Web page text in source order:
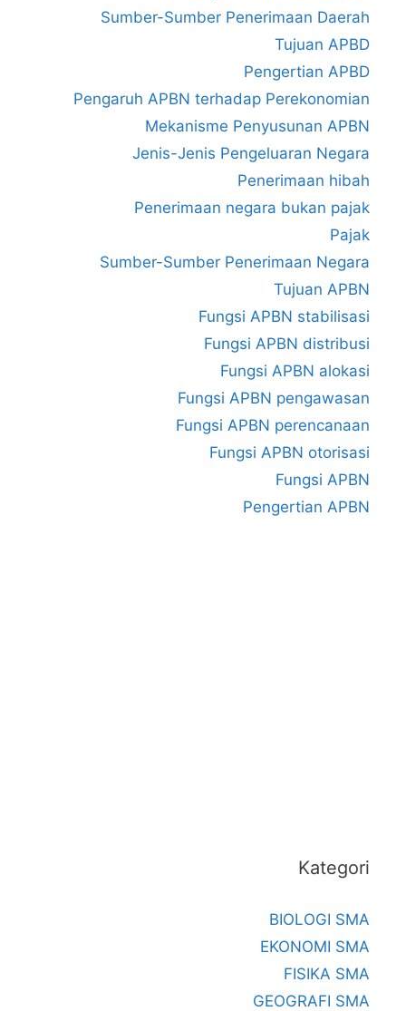
Sumber-Sumber Penerimaan Daerah
Tujuan APBD
Pengertian APBD
Pengaruh APBN terhadap Perekonomian
Mekanisme Penyusunan APBN
Jenis-Jenis Pengeluaran Negara
Penerimaan hibah
Penerimaan negara bukan pajak
Pajak
Sumber-Sumber Penerimaan Negara
Tujuan APBN
Fungsi APBN stabilisasi
Fungsi APBN distribusi
Fungsi APBN alokasi
Fungsi APBN pengawasan
Fungsi APBN perencanaan
Fungsi APBN otorisasi
Fungsi APBN
Pengertian APBN
Kategori
BIOLOGI SMA
EKONOMI SMA
FISIKA SMA
GEOGRAFI SMA